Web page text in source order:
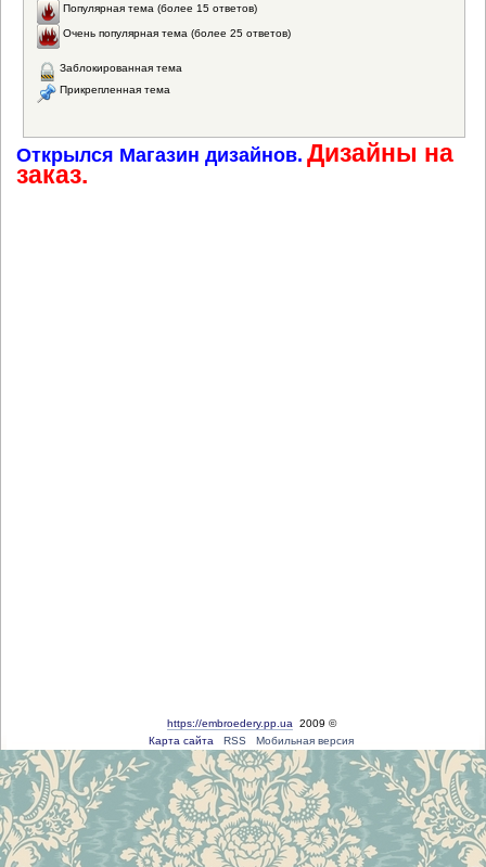
Популярная тема (более 15 ответов)
Очень популярная тема (более 25 ответов)
Заблокированная тема
Прикрепленная тема
Открылся Магазин дизайнов. Дизайны на
заказ.
https://embroedery.pp.ua 2009 ©
Карта сайта
RSS Мобильная версия